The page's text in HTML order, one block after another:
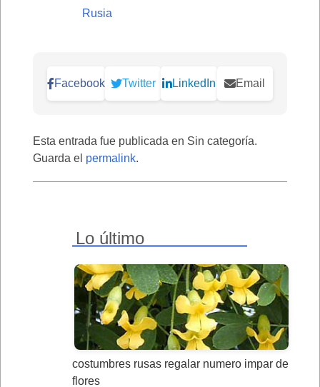
Rusia
Facebook Twitter LinkedIn Email
Esta entrada fue publicada en Sin categoría.
Guarda el permalink.
Lo último
costumbres rusas regalar numero impar de
flores